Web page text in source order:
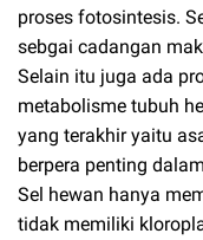
proses fotosintesis.
sebgai cadangan
Selain itu juga ada
metabolisme tubuh
yang terakhir yaitu
berpera penting
Sel hewan hanya
tidak memiliki